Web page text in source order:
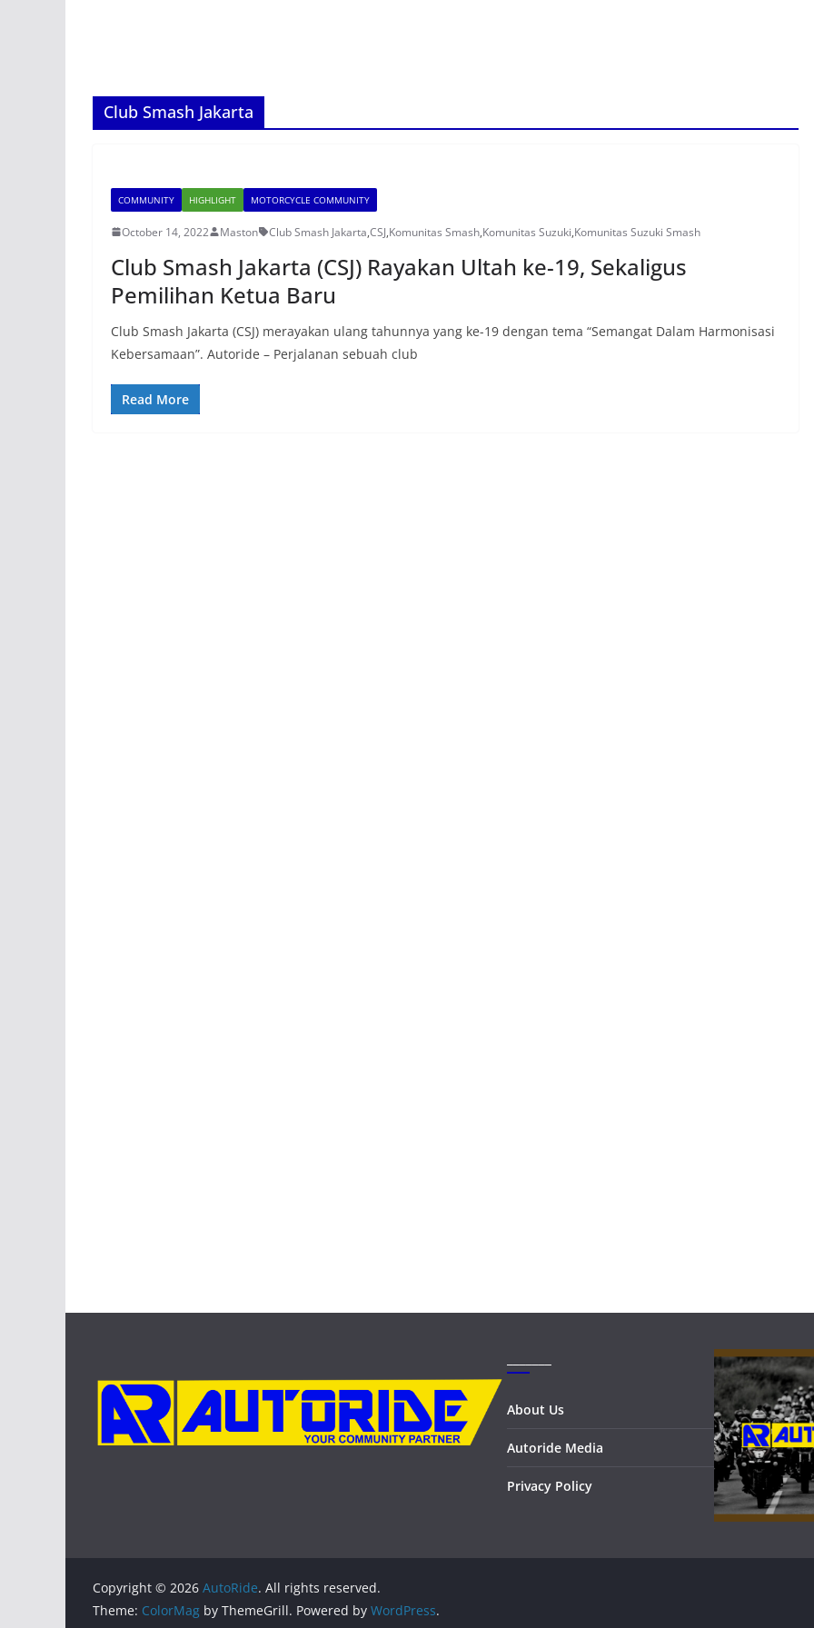
Club Smash Jakarta
COMMUNITY HIGHLIGHT MOTORCYCLE COMMUNITY
October 14, 2022 Maston Club Smash Jakarta,CSJ,Komunitas Smash,Komunitas Suzuki,Komunitas Suzuki Smash
Club Smash Jakarta (CSJ) Rayakan Ultah ke-19, Sekaligus
Pemilihan Ketua Baru
Club Smash Jakarta (CSJ) merayakan ulang tahunnya yang ke-19 dengan tema “Semangat Dalam Harmonisasi
Kebersamaan”. Autoride – Perjalanan sebuah club
Read More
About Us
Autoride Media
Privacy Policy
Copyright © 2026 AutoRide. All rights reserved.
Theme: ColorMag by ThemeGrill. Powered by WordPress.